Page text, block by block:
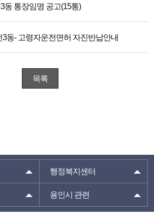
동 통장임명 공고(15통)
3동- 고령자운전면허 자진반납안내
목록
행정복지센터
용인시 관련